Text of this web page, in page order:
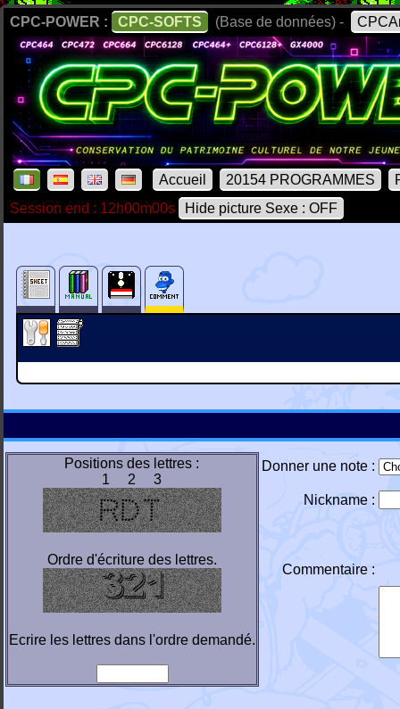
CPC-POWER : CPC-SOFTS (Base de données) -
Accueil 20154 PROGRAMMES
Session end : 12h00m00s
Hide picture Sexe : OFF
Positions des lettres :
1 2 3
Ordre d'écriture des lettres.
Ecrire les lettres dans l'ordre demandé.
Donner une note :
Nickname :
Commentaire :